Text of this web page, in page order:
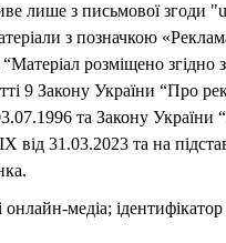
лише з письмової згоди
з позначкою
розміщено згідно з
9 Закону України “Про
та Закону України
від 31.03.2023 та на
онлайн-медіа; ідентифікатор